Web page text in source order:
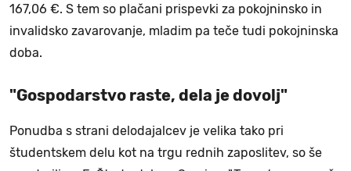
167,06 €. S tem so plačani prispevki za pokojninsko in
invalidsko zavarovanje, mladim pa teče tudi pokojninska
doba.
"Gospodarstvo raste, dela je dovolj"
Ponudba s strani delodajalcev je velika tako pri
študentskem delu kot na trgu rednih zaposlitev, so še